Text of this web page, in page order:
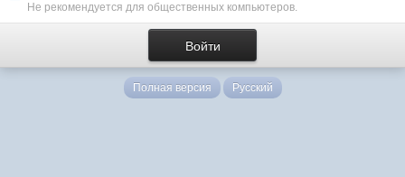
Не рекомендуется для общественных компьютеров.
Полная версия Русский